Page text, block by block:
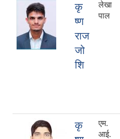
कृ
ष्ण
राज
जो
शि
लेखा
पाल
कृ
एम.
आई.